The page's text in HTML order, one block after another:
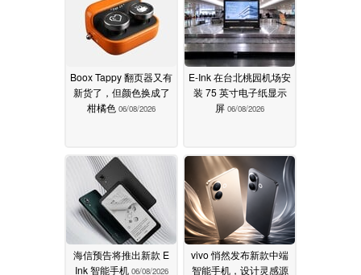
Boox Tappy 翻页器又有
新货了，但颜色换成了
柑橘色 06/08/2026
E-Ink 在台北桃园机场安
装 75 英寸电子纸显示
屏 06/08/2026
海信预告将推出新款 E
Ink 智能手机 06/08/2026
vivo 悄然发布新款中端
智能手机，设计灵感源